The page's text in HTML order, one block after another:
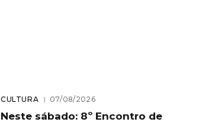
CULTURA 07/08/2026
Neste sábado: 8º Encontro de